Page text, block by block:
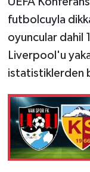
futbolcuyla
oyuncular dahil
Liverpool'u
istatistiklerden